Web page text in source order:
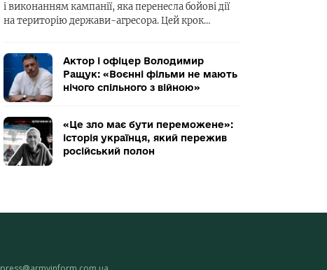
і виконанням кампанії, яка перенесла бойові дії
на територію держави-агресора. Цей крок…
Актор і офіцер Володимир
Ращук: «Воєнні фільми не мають
нічого спільного з війною»
«Це зло має бути переможене»:
історія українця, який пережив
російський полон